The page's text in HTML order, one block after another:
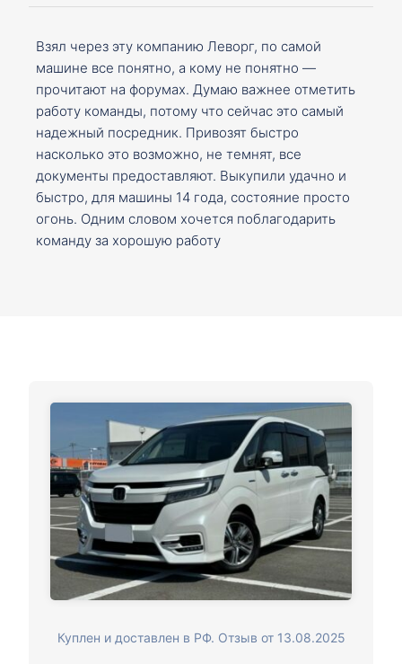
Взял через эту компанию Леворг, по самой
машине все понятно, а кому не понятно —
прочитают на форумах. Думаю важнее отметить
работу команды, потому что сейчас это самый
надежный посредник. Привозят быстро
насколько это возможно, не темнят, все
документы предоставляют. Выкупили удачно и
быстро, для машины 14 года, состояние просто
огонь. Одним словом хочется поблагодарить
команду за хорошую работу
Куплен и доставлен в РФ. Отзыв от 13.08.2025